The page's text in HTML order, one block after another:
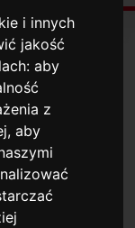
i innych
jakość
aby
z
,aby